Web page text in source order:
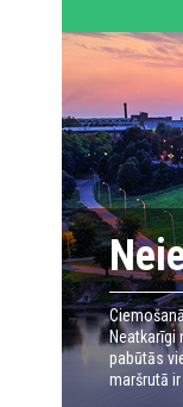
Neatkarīgi
pabūtās
maršrutā ir